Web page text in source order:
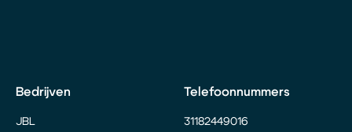
Bedrijven
JBL
Telefoonnummers
31182449016